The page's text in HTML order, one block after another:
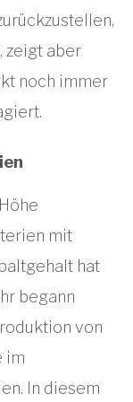
zeigt aber
noch immer
mit
hat
begann
von
im
In diesem